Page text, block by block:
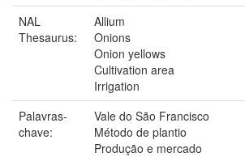
NAL
Thesaurus:
Allium
Onions
Onion yellows
Cultivation area
Irrigation
Palavras-
chave:
Vale do São Francisco
Método de plantio
Produção e mercado